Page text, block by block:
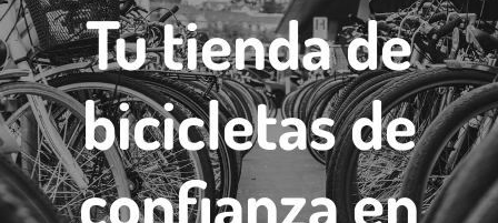
Tu tienda de
bicicletas de
confianza en